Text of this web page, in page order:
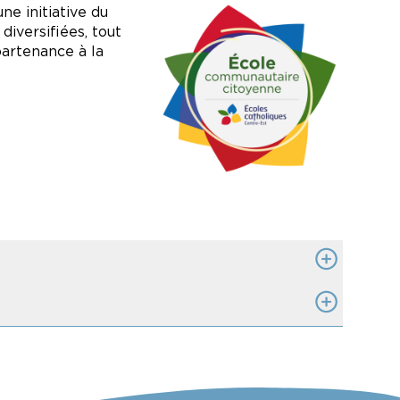
initiative du
tout
à la
aux
scolaire et les